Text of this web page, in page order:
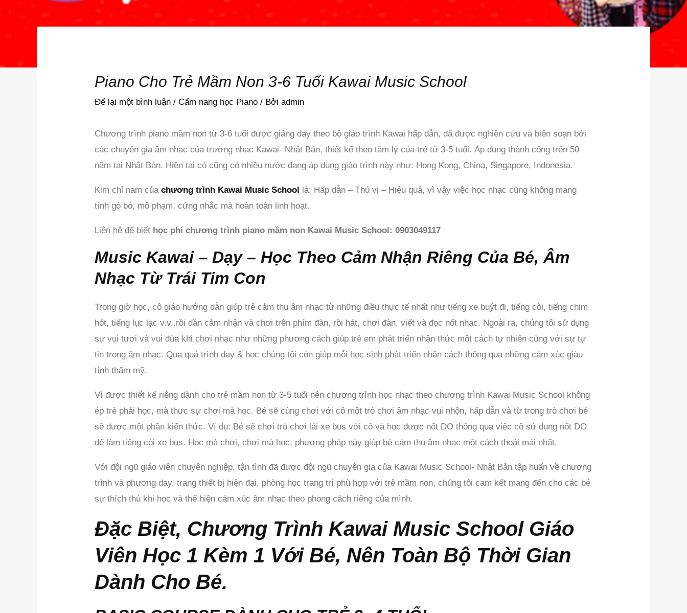
Piano Cho Trẻ Mầm Non 3-6 Tuổi Kawai Music School
Để lại một bình luận /Cẩm nang học Piano / Bởiadmin
Chương trình piano mầm non từ 3-6 tuổi được giảng dạy theo bộ giáo trình Kawai hấp dẫn, đã được nghiên cứu và biên soạn bởi
các chuyên gia âm nhạc của trường nhạc Kawai- Nhật Bản, thiết kế theo tâm lý của trẻ từ 3-5 tuổi. Áp dụng thành công trên 50
năm tại Nhật Bản. Hiện tại có cũng có nhiều nước đang áp dụng giáo trình này như: Hong Kong, China, Singapore, Indonesia.
Kim chỉ nam củachương trình Kawai Music School
là: Hấp dẫn – Thú vị – Hiệu quả, vì vậy việc học nhạc cũng không mang
tính gò bó, mô phạm, cứng nhắc mà hoàn toàn linh hoạt.
Liên hệ để biết học phí chương trình piano mầm non Kawai Music School: 0903049117
Music Kawai – Dạy – Học Theo Cảm Nhận Riêng Của Bé, Âm
Nhạc Từ Trái Tim Con
Trong giờ học, cô giáo hướng dẫn giúp trẻ cảm thụ âm nhạc từ những điều thực tế nhất như tiếng xe buýt đi, tiếng còi, tiếng chim
hót, tiếng lục lạc v.v..rồi dần cảm nhận và chơi trên phím đàn, rồi hát, chơi đàn, viết và đọc nốt nhạc. Ngoài ra, chúng tôi sử dụng
sự vui tươi và vui đùa khi chơi nhạc như những phương cách giúp trẻ em phát triển nhận thức một cách tự nhiên cùng với sự tự
tin trong âm nhạc. Qua quá trình dạy & học chúng tôi còn giúp mỗi học sinh phát triển nhân cách thông qua những cảm xúc giàu
tính thẩm mỹ.
Vì được thiết kế riêng dành cho trẻ mầm non từ 3-5 tuổi nên chương trình học nhạc theo chương trình Kawai Music School không
ép trẻ phải học, mà thực sự chơi mà học. Bé sẽ cùng chơi với cô một trò chơi âm nhạc vui nhộn, hấp dẫn và từ trong trò chơi bé
sẽ được một phần kiến thức. Ví dụ: Bé sẽ chơi trò chơi lái xe bus với cô và học được nốt DO thông qua việc cô sử dụng nốt DO
để làm tiếng còi xe bus. Học mà chơi, chơi mà học, phương pháp này giúp bé cảm thụ âm nhạc một cách thoải mái nhất.
Với đội ngũ giáo viên chuyên nghiệp, tận tình đã được đội ngũ chuyên gia của Kawai Music School- Nhật Bản tập huấn về chương
trình và phương day, trang thiết bị hiện đại, phòng học trang trí phù hợp với trẻ mầm non, chúng tôi cam kết mang đến cho các bé
sự thích thú khi học và thể hiện cảm xúc âm nhạc theo phong cách riêng của mình.
Đặc Biệt, Chương Trình Kawai Music School Giáo
Viên Học 1 Kèm 1 Với Bé, Nên Toàn Bộ Thời Gian
Dành Cho Bé.